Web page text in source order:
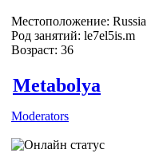
Местоположение: Russia
Род занятий: le7el5is.m
Возраст: 36
Metabolya
Moderators